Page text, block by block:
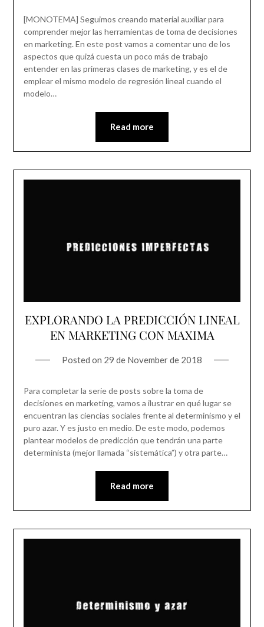
[MONOTEMA] Seguimos creando material auxiliar para
comprender mejor las herramientas de toma de decisiones
en marketing. En este post vamos a comentar uno de los
aspectos que quizá cuesta un poco más de trabajo
entender en las primeras clases de marketing, y es el de
emplear el mismo modelo de regresión lineal cuando el
modelo…
Read more
EXPLORANDO LA PREDICCIÓN LINEAL
EN MARKETING CON MAXIMA
Posted on 29 de November de 2018
Para completar la serie de posts sobre la toma de
decisiones en marketing, vamos a ilustrar en qué lugar se
encuentran las ciencias sociales frente al determinismo y el
puro azar. Y es justo en medio. De este modo, podemos
plantear modelos de predicción que tendrán una parte
determinista (mejor llamada “sistemática”) y otra parte…
Read more